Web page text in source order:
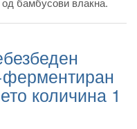
количина 1